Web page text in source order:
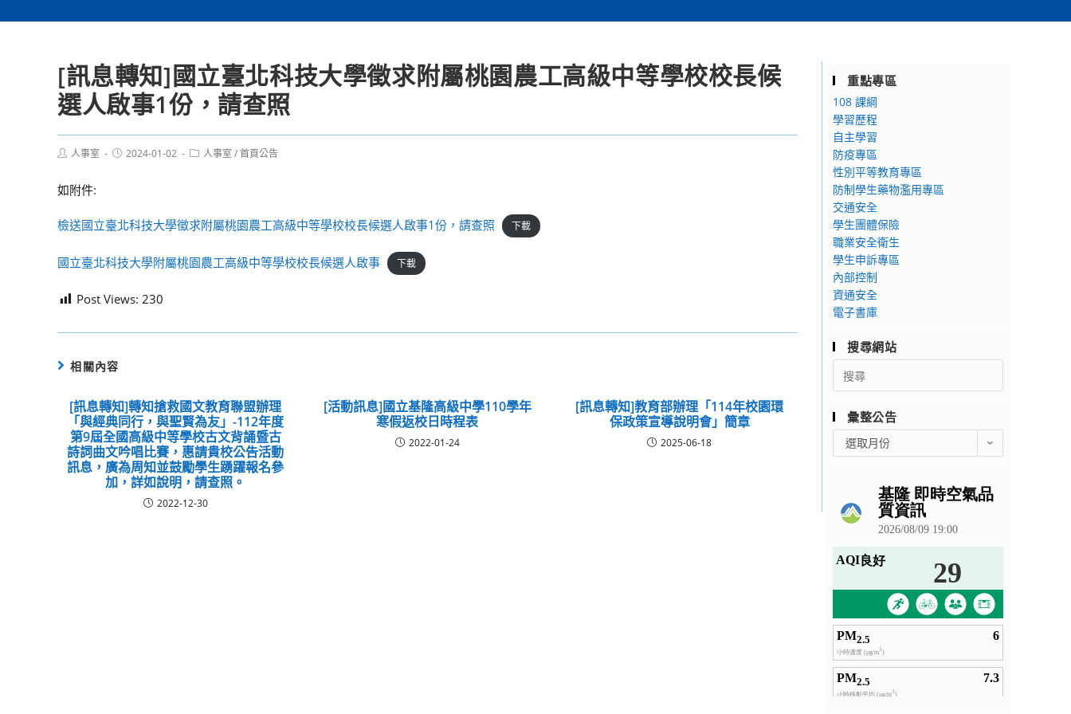
[訊息轉知]國立臺北科技大學徵求附屬桃園農工高級中等學校校長候
選人啟事1份，請查照
Post人事室
Post2024-01-02
Post人事室 /首頁公告
如附件:
檢送國立臺北科技大學徵求附屬桃園農工高級中等學校校長候選人啟事1份，請查照 下載
國立臺北科技大學附屬桃園農工高級中等學校校長候選人啟事 下載
Post Views: 230
相關內容
[訊息轉知]轉知搶救國文教育聯盟辦理
「與經典同行，與聖賢為友」-112年度
第9屆全國高級中等學校古文背誦暨古
詩詞曲文吟唱比賽，惠請貴校公告活動
訊息，廣為周知並鼓勵學生踴躍報名參
加，詳如說明，請查照。
2022-12-30
[活動訊息]國立基隆高級中學110學年
寒假返校日時程表
2022-01-24
[訊息轉知]教育部辦理「114年校園環
保政策宣導說明會」簡章
2025-06-18
重點專區
108 課綱
學習歷程
自主學習
防疫專區
性別平等教育專區
防制學生藥物濫用專區
交通安全
學生團體保險
職業安全衛生
學生申訴專區
內部控制
資通安全
電子書庫
搜尋網站
Search
for:
彙整公告
整
選取月份